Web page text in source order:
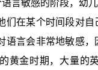
言敏感的阶段，幼
们在某个时间段对
语言会非常地敏感
黄金时期，大量的